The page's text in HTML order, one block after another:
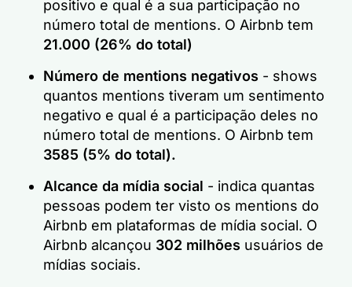
positivo e qual é a sua participação no
número total de mentions. O Airbnb tem
21.000 (26% do total)
Número de mentions negativos - shows
quantos mentions tiveram um sentimento
negativo e qual é a participação deles no
número total de mentions. O Airbnb tem
3585 (5% do total).
Alcance da mídia social - indica quantas
pessoas podem ter visto os mentions do
Airbnb em plataformas de mídia social. O
Airbnb alcançou 302 milhões usuários de
mídias sociais.